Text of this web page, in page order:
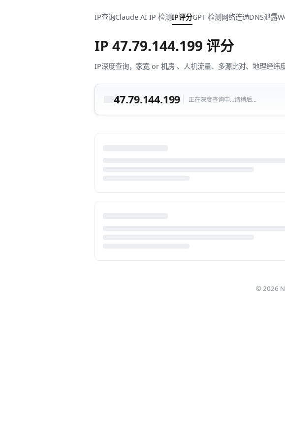
IP查询Claude AI IP 检测IP评分GPT 检测网络连通DNS泄露
IP 47.79.144.199 评分
IP深度查询，家宽 or 机房 、人机流量、多源比对、地理经纬
47.79.144.199 正在深度查询中...请稍后...
© 2026